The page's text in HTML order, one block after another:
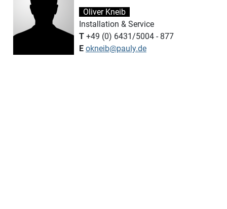
Oliver Kneib
Installation & Service
T +49 (0) 6431/5004 - 877
E okneib@pauly.de